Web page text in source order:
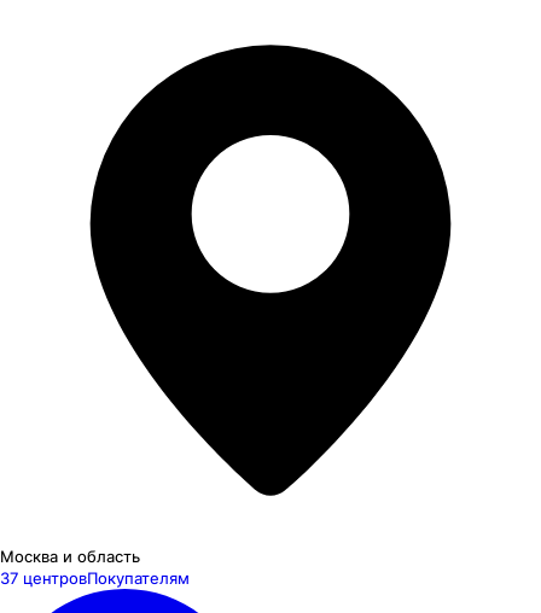
Москва и область
37 центровПокупателям